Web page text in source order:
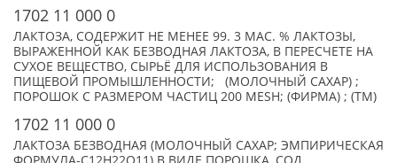
1702 11 000 0
ЛАКТОЗА, СОДЕРЖИТ НЕ МЕНЕЕ 99. 3 МАС. % ЛАКТОЗЫ,
ВЫРАЖЕННОЙ КАК БЕЗВОДНАЯ ЛАКТОЗА, В ПЕРЕСЧЕТЕ НА
СУХОЕ ВЕЩЕСТВО, СЫРЬЁ ДЛЯ ИСПОЛЬЗОВАНИЯ В
ПИЩЕВОЙ ПРОМЫШЛЕННОСТИ; (МОЛОЧНЫЙ САХАР) ;
ПОРОШОК С РАЗМЕРОМ ЧАСТИЦ 200 MESH; (ФИРМА) ; (TM)
1702 11 000 0
ЛАКТОЗА БЕЗВОДНАЯ (МОЛОЧНЫЙ САХАР; ЭМПИРИЧЕСКАЯ